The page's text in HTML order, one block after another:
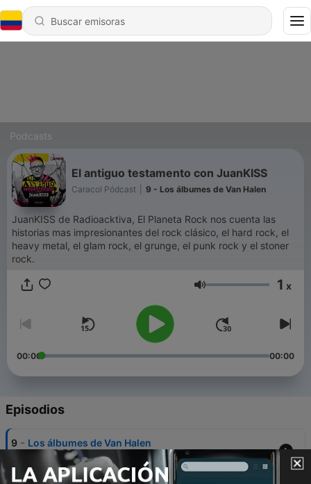
Podcasts
El antiguo testamento con JuanKISS
Caracol Pódcast 9 - Los álbumes de Van Halen
JuanKISS de Radioacktiva, El Planeta Rock nos cuenta las
historias mas impresionantes del rock clásico, el hard rock, el
heavy metal, el glam rock, el grunge, el punk rock y el stoner
rock.
Volumen 1 x
00:00 00:00
Episodios
9 - Los álbumes de Van Halen
17 nov. 2023